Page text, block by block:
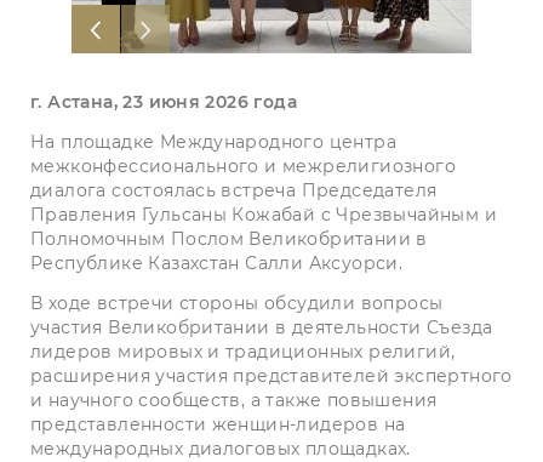
г. Астана, 23 июня 2026 года
На площадке Международного центра
межконфессионального и межрелигиозного
диалога состоялась встреча Председателя
Правления Гульсаны Кожабай с Чрезвычайным и
Полномочным Послом Великобритании в
Республике Казахстан Салли Аксуорси.
В ходе встречи стороны обсудили вопросы
участия Великобритании в деятельности Съезда
лидеров мировых и традиционных религий,
расширения участия представителей экспертного
и научного сообществ, а также повышения
представленности женщин-лидеров на
международных диалоговых площадках.